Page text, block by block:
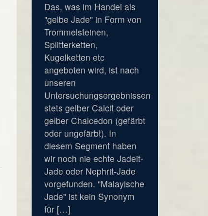
Das, was im Handel als
"gelbe Jade" in Form von
Trommelsteinen,
Splitterketten,
Kugelketten etc
angeboten wird, ist nach
unseren
Untersuchungsergebnissen
stets gelber Calcit oder
gelber Chalcedon (gefärbt
oder ungefärbt). In
diesem Segment haben
wir noch nie echte Jadeit-
Jade oder Nephrit-Jade
vorgefunden. "Malayische
Jade" ist kein Synonym
für […]